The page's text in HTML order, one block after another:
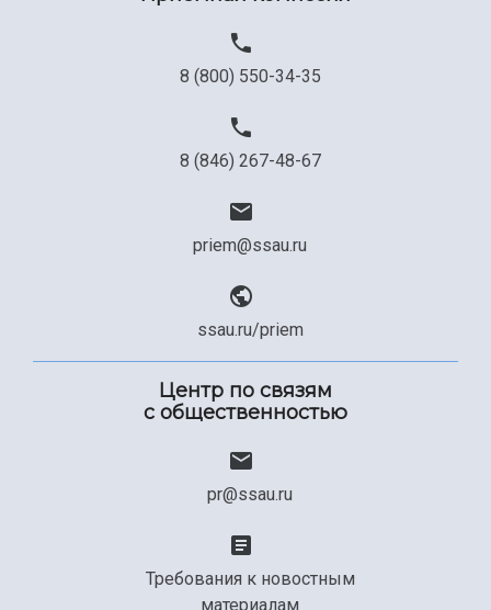
8 (800) 550-34-35
8 (846) 267-48-67
priem@ssau.ru
ssau.ru/priem
Центр по связям
с общественностью
pr@ssau.ru
Требования к новостным
материалам